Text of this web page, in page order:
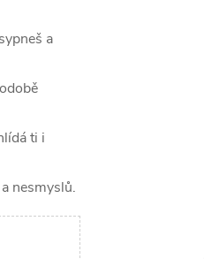
a
ti i
nesmyslů.